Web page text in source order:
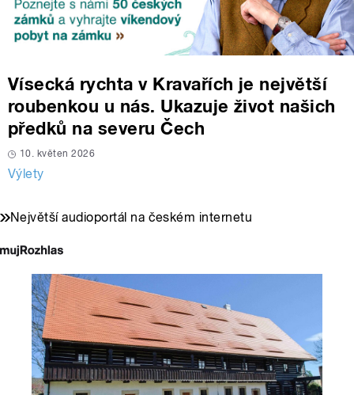
Vísecká rychta v Kravařích je největší
roubenkou u nás. Ukazuje život našich
předků na severu Čech
10. květen 2026
Výlety
Největší audioportál na českém internetu